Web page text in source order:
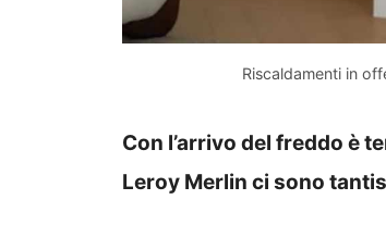
Riscaldamenti in
Con l’arrivo del freddo è
Leroy Merlin ci sono